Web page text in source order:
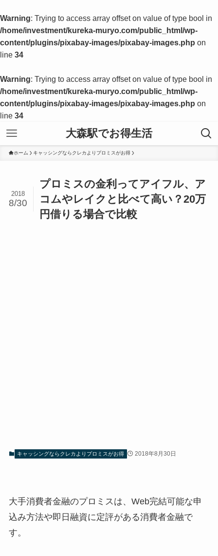
Warning: Trying to access array offset on value of type bool in
/home/investment/kureka-muryo.com/public_html/wp-
content/plugins/pixabay-images/pixabay-images.php on
line 34
Warning: Trying to access array offset on value of type bool in
/home/investment/kureka-muryo.com/public_html/wp-
content/plugins/pixabay-images/pixabay-images.php on
line 34
大森駅でお得生活
ホーム キャッシングならクレカよりプロミスがお得
プロミスの金利ってアイフル、ア
コムやレイクと比べて高い？20万
円借りる場合で比較
2018
8/30
キャッシングならクレカよりプロミスがお得 2018年8月30日
大手消費者金融のプロミスは、Web完結可能な申
込み方法や即日融資に定評がある消費者金融で
す。